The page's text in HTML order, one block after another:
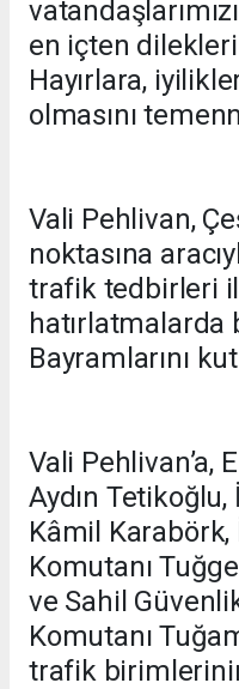
en içten
Hayırlara,
olmasını
Vali Pehlivan,
noktasına
trafik tedbirleri
Bayramlarını
Vali Pehlivan’a,
Aydın
Kâmil
Komutanı
ve Sahil
Komutanı
trafik